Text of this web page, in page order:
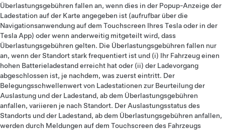
Überlastungsgebühren fallen an, wenn dies in der Popup-Anzeige der
Ladestation auf der Karte angegeben ist (aufrufbar über die
Navigationsanwendung auf dem Touchscreen Ihres Tesla oder in der
Tesla App) oder wenn anderweitig mitgeteilt wird, dass
Überlastungsgebühren gelten. Die Überlastungsgebühren fallen nur
an, wenn der Standort stark frequentiert ist und (i) Ihr Fahrzeug einen
hohen Batterieladestand erreicht hat oder (ii) der Ladevorgang
abgeschlossen ist, je nachdem, was zuerst eintritt. Der
Belegungsschwellenwert von Ladestationen zur Beurteilung der
Auslastung und der Ladestand, ab dem Überlastungsgebühren
anfallen, variieren je nach Standort. Der Auslastungsstatus des
Standorts und der Ladestand, ab dem Überlastungsgebühren anfallen,
werden durch Meldungen auf dem Touchscreen des Fahrzeugs